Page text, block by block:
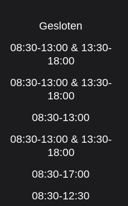
Gesloten
08:30-13:00 & 13:30-
18:00
08:30-13:00 & 13:30-
18:00
08:30-13:00
08:30-13:00 & 13:30-
18:00
08:30-17:00
08:30-12:30